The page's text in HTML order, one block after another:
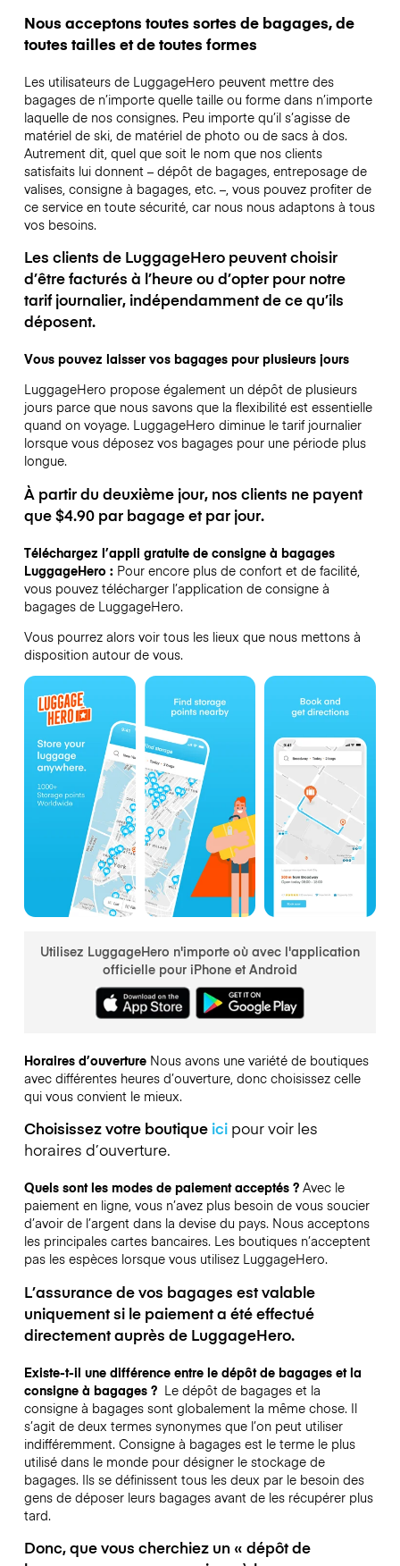
Nous acceptons toutes sortes de bagages, de
toutes tailles et de toutes formes
Les utilisateurs de LuggageHero peuvent mettre des
bagages de n’importe quelle taille ou forme dans n’importe
laquelle de nos consignes. Peu importe qu’il s’agisse de
matériel de ski, de matériel de photo ou de sacs à dos.
Autrement dit, quel que soit le nom que nos clients
satisfaits lui donnent – dépôt de bagages, entreposage de
valises, consigne à bagages, etc. –, vous pouvez profiter de
ce service en toute sécurité, car nous nous adaptons à tous
vos besoins.
Les clients de LuggageHero peuvent choisir
d’être facturés à l’heure ou d’opter pour notre
tarif journalier, indépendamment de ce qu’ils
déposent.
Vous pouvez laisser vos bagages pour plusieurs jours
LuggageHero propose également un dépôt de plusieurs
jours parce que nous savons que la flexibilité est essentielle
quand on voyage. LuggageHero diminue le tarif journalier
lorsque vous déposez vos bagages pour une période plus
longue.
À partir du deuxième jour, nos clients ne payent
que $4.90 par bagage et par jour.
Téléchargez l’appli gratuite de consigne à bagages
LuggageHero :Pour encore plus de confort et de facilité,
vous pouvez télécharger l’application de consigne à
bagages de LuggageHero.
Vous pourrez alors voir tous les lieux que nous mettons à
disposition autour de vous.
Utilisez LuggageHero n'importe où avec l'application
officielle pour iPhone et Android
Horaires d’ouverture Nous avons une variété de boutiques
avec différentes heures d’ouverture, donc choisissez celle
qui vous convient le mieux.
Choisissez votre boutique icipour voir les
horaires d’ouverture.
Quels sont les modes de paiement acceptés ? Avec le
paiement en ligne, vous n’avez plus besoin de vous soucier
d’avoir de l’argent dans la devise du pays. Nous acceptons
les principales cartes bancaires. Les boutiques n’acceptent
pas les espèces lorsque vous utilisez LuggageHero.
L’assurance de vos bagages est valable
uniquement si le paiement a été effectué
directement auprès de LuggageHero.
Existe-t-il une différence entre le dépôt de bagages et la
consigne à bagages ? Le dépôt de bagages et la
consigne à bagages sont globalement la même chose. Il
s’agit de deux termes synonymes que l’on peut utiliser
indifféremment. Consigne à bagages est le terme le plus
utilisé dans le monde pour désigner le stockage de
bagages. Ils se définissent tous les deux par le besoin des
gens de déposer leurs bagages avant de les récupérer plus
tard.
Donc, que vous cherchiez un « dépôt de